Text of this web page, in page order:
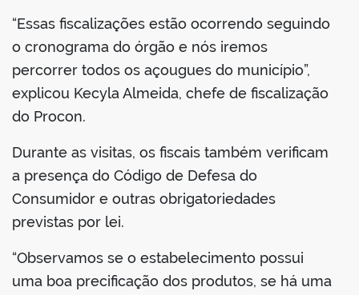
“Essas fiscalizações estão ocorrendo seguindo
o cronograma do órgão e nós iremos
percorrer todos os açougues do município”,
explicou Kecyla Almeida, chefe de fiscalização
do Procon.
Durante as visitas, os fiscais também verificam
a presença do Código de Defesa do
Consumidor e outras obrigatoriedades
previstas por lei.
“Observamos se o estabelecimento possui
uma boa precificação dos produtos, se há uma